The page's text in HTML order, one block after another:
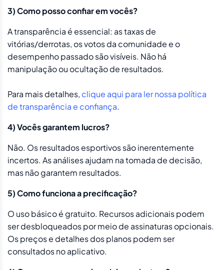
3) Como posso confiar em vocês?
A transparência é essencial: as taxas de
vitórias/derrotas, os votos da comunidade e o
desempenho passado são visíveis. Não há
manipulação ou ocultação de resultados.
Para mais detalhes, clique aqui para ler nossa política
de transparência e confiança.
4) Vocês garantem lucros?
Não. Os resultados esportivos são inerentemente
incertos. As análises ajudam na tomada de decisão,
mas não garantem resultados.
5) Como funciona a precificação?
O uso básico é gratuito. Recursos adicionais podem
ser desbloqueados por meio de assinaturas opcionais.
Os preços e detalhes dos planos podem ser
consultados no aplicativo.